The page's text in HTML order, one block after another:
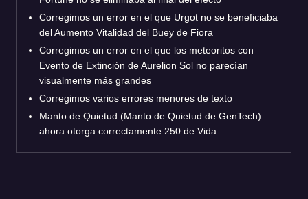
Corregimos un error en el que Urgot no se beneficiaba
del Aumento Vitalidad del Buey de Fiora
Corregimos un error en el que los meteoritos con
Evento de Extinción de Aurelion Sol no parecían
visualmente más grandes
Corregimos varios errores menores de texto
Manto de Quietud (Manto de Quietud de GenTech)
ahora otorga correctamente 250 de Vida